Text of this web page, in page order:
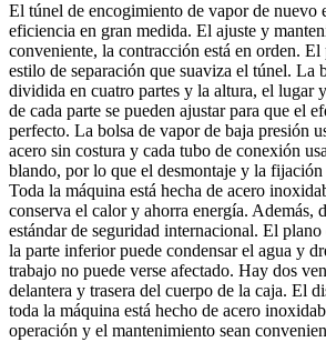
El túnel de encogimiento de vapor de nuevo
eficiencia en gran medida. El ajuste y
conveniente, la contracción está en orden.
estilo de separación que suaviza el túnel. La
dividida en cuatro partes y la altura, el lugar
de cada parte se pueden ajustar para que el
perfecto. La bolsa de vapor de baja presión
acero sin costura y cada tubo de conexión
blando, por lo que el desmontaje y la
Toda la máquina está hecha de acero
conserva el calor y ahorra energía. Además,
estándar de seguridad internacional. El
la parte inferior puede condensar el agua y
trabajo no puede verse afectado. Hay dos
delantera y trasera del cuerpo de la caja. El
toda la máquina está hecho de acero
operación y el mantenimiento sean